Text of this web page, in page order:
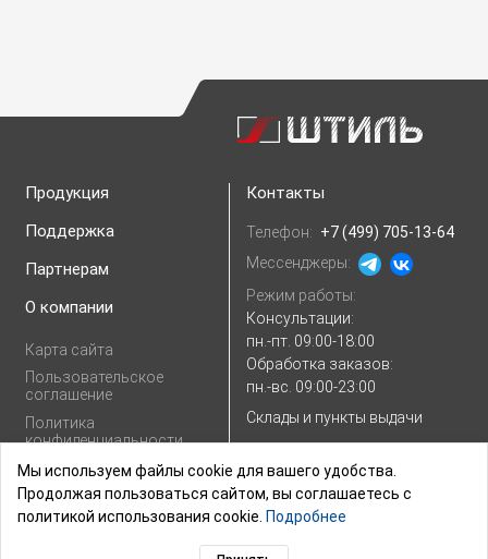
Продукция
Поддержка
Партнерам
О компании
Карта сайта
Пользовательское
соглашение
Политика
конфиденциальности
Согласие на
обработку
персональных
данных
Контакты
Телефон: +7 (499) 705-13-64
Мессенджеры:
Режим работы:
Консультации:
пн.-пт. 09:00-18:00
Обработка заказов:
пн.-вс. 09:00-23:00
Склады и пункты выдачи
Мы используем файлы cookie для вашего удобства.
Продолжая пользоваться сайтом, вы соглашаетесь с
политикой использования cookie. Подробнее